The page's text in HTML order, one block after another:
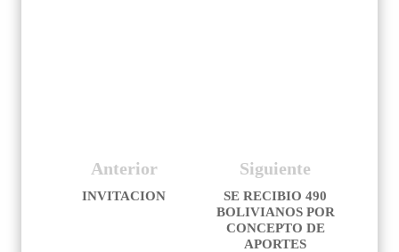
Siguiente
SE RECIBIO 490
BOLIVIANOS POR
CONCEPTO DE
APORTES
Anterior
INVITACION